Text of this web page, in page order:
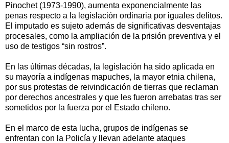
Pinochet (1973-1990), aumenta exponencialmente las
penas respecto a la legislación ordinaria por iguales delitos.
El imputado es sujeto además de significativas desventajas
procesales, como la ampliación de la prisión preventiva y el
uso de testigos “sin rostros”.
En las últimas décadas, la legislación ha sido aplicada en
su mayoría a indígenas mapuches, la mayor etnia chilena,
por sus protestas de reivindicación de tierras que reclaman
por derechos ancestrales y que les fueron arrebatas tras ser
sometidos por la fuerza por el Estado chileno.
En el marco de esta lucha, grupos de indígenas se
enfrentan con la Policía y llevan adelante ataques